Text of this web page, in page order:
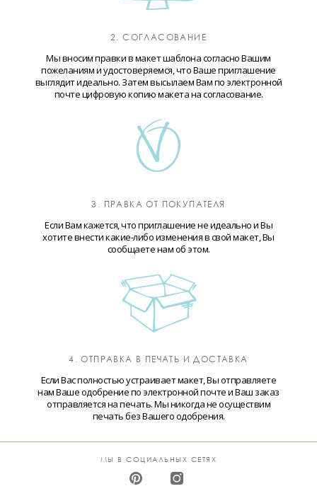
2. СОГЛАСОВАНИЕ
Мы вносим правки в макет шаблона согласно Вашим
пожеланиям и удостоверяемся, что Ваше приглашение
выглядит идеально. Затем высылаем Вам по электронной
почте цифровую копию макета на согласование.
3. ПРАВКА ОТ ПОКУПАТЕЛЯ
Если Вам кажется, что приглашение не идеально и Вы
хотите внести какие-либо изменения в свой макет, Вы
сообщаете нам об этом.
4. ОТПРАВКА В ПЕЧАТЬ И ДОСТАВКА
Если Вас полностью устраивает макет, Вы отправляете
нам Ваше одобрение по электронной почте и Ваш заказ
отправляется на печать. Мы никогда не осуществим
печать без Вашего одобрения.
МЫ В СОЦИАЛЬНЫХ СЕТЯХ